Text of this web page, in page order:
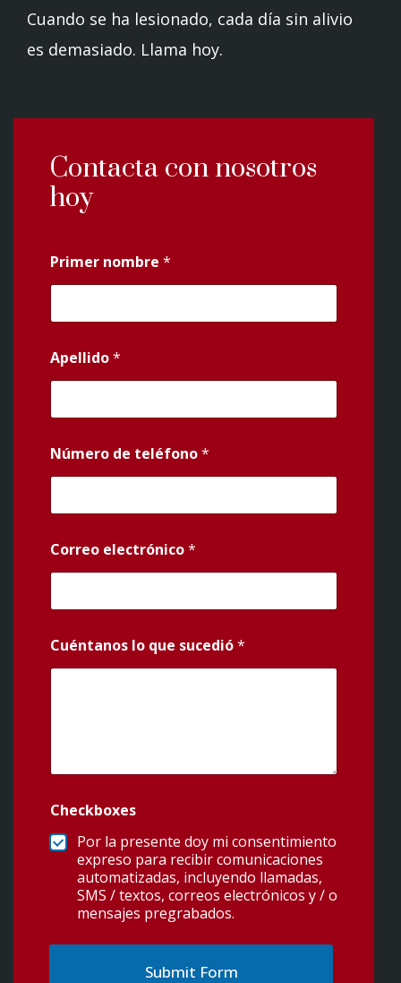
Cuando se ha lesionado, cada día sin alivio
es demasiado. Llama hoy.
Contacta con nosotros
hoy
Primer nombre *
Apellido*
Número de teléfono*
Correo electrónico*
Cuéntanos lo que sucedió*
Checkboxes
Por la presente doy mi consentimiento
expreso para recibir comunicaciones
automatizadas, incluyendo llamadas,
SMS / textos, correos electrónicos y / o
mensajes pregrabados.